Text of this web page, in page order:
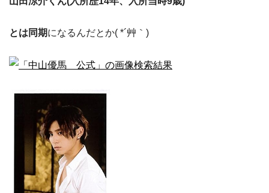
とは同期になるんだとか( *´艸｀)